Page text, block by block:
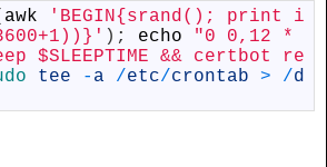
awk
'BEGIN{srand(); print i
) ; echo
"0 0,12 *
$SLEEPTIME && certbot re
tee - a /etc/crontab > /d